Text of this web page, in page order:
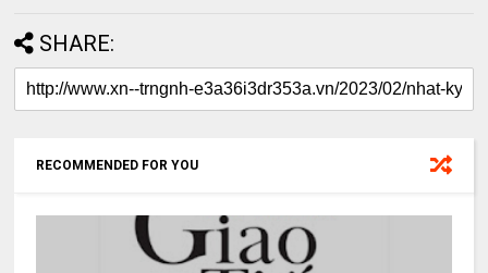
SHARE:
RECOMMENDED FOR YOU